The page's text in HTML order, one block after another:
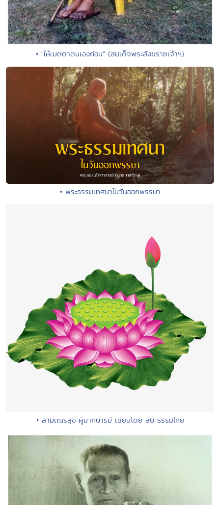
• "ให้เมตตาตนเองก่อน" (สมเด็จพระสังฆราชเจ้าฯ)
• พระธรรมเทศนาในวันออกพรรษา
• สามเณรสุขะผู้มากบารมี เขียนโดย สืบ ธรรมไทย